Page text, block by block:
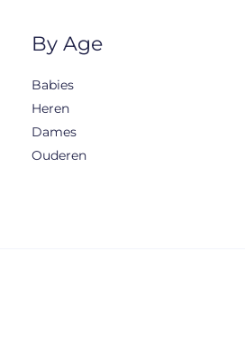
By Age
Babies
Heren
Dames
Ouderen